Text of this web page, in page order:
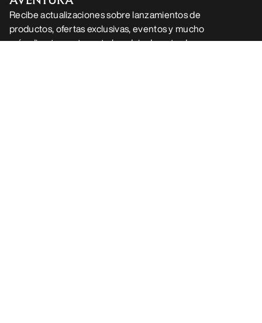
Help
Recibe actualizaciones sobre lanzamientos de
productos, ofertas exclusivas, eventos y mucho
más, directamente en tu bandeja de entrada.